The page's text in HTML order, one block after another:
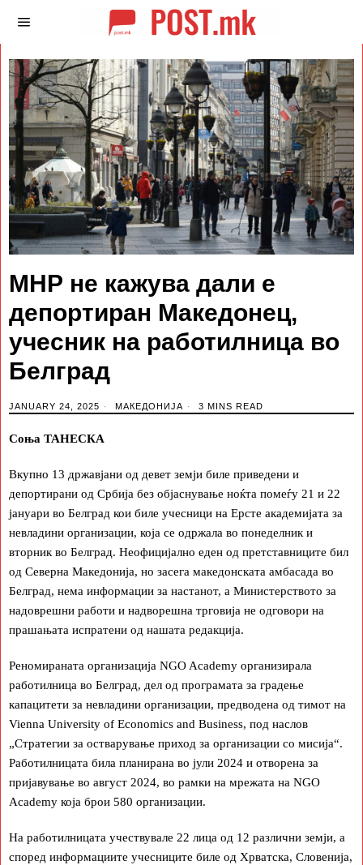
МНР не кажува дали е
депортиран Македонец,
учесник на работилница во
Белград
JANUARY 24, 2025 МАКЕДОНИЈА 3 MINS READ
Соња ТАНЕСКА
Вкупно 13 државјани од девет земји биле приведени и
депортирани од Србија без објаснување ноќта помеѓу 21 и 22
јануари во Белград кои биле учесници на Ерсте академијата за
невладини организации, која се одржала во понеделник и
вторник во Белград. Неофицијално еден од претставниците бил
од Северна Македонија, но засега македонската амбасада во
Белград, нема информации за настанот, а Министерството за
надоврешни работи и надворешна трговија не одговори на
прашањата испратени од нашата редакција.
Реномираната организација NGO Academy организирала
работилница во Белград, дел од програмата за градење
капацитети за невладини организации, предводена од тимот на
Vienna University of Economics and Business, под наслов
„Стратегии за остварување приход за организации со мисија“.
Работилницата била планирана во јули 2024 и отворена за
пријавување во август 2024, во рамки на мрежата на NGO
Academy која брои 580 организации.
На работилницата учествувале 22 лица од 12 различни земји, а
според информациите учесниците биле од Хрватска, Словенија,